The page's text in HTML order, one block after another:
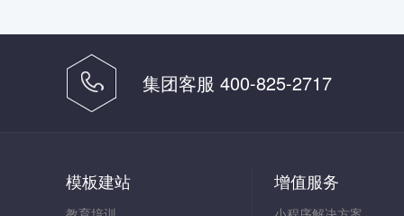
集团客服 400-825-2717
模板建站 增值服务